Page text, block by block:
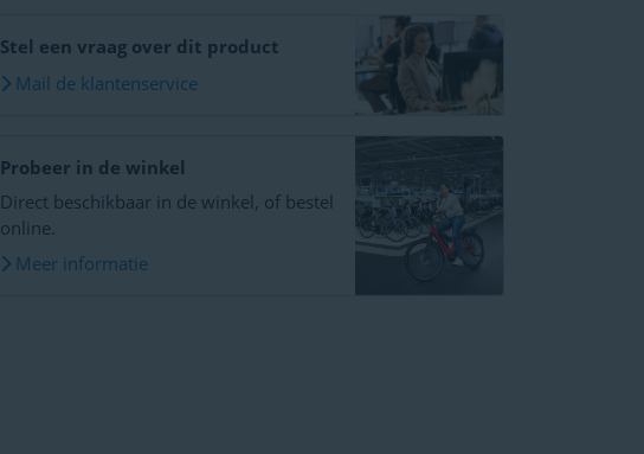
Stel een vraag over dit product
Mail de klantenservice
Probeer in de winkel
Direct beschikbaar in de winkel, of bestel
online.
Meer informatie